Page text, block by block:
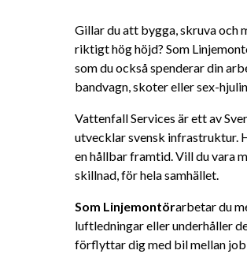
Gillar du att bygga, skruva och
riktigt hög höjd? Som
som du också spenderar din
bandvagn, skoter eller sex-
Vattenfall Services är ett av
utvecklar svensk infrastruktur.
en hållbar framtid. Vill du vara
skillnad, för hela samhället.
Som Linjemontörarbetar du
luftledningar eller underhåller
förflyttar dig med bil mellan